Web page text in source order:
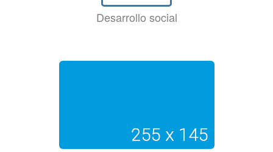
Desarrollo social